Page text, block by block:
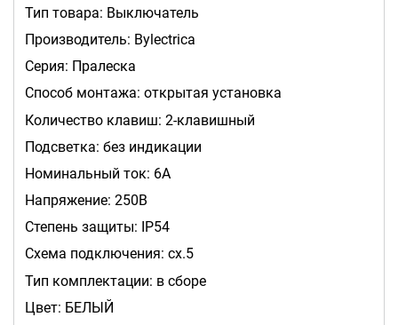
Тип товара: Выключатель
Производитель: Bylectrica
Серия: Пралеска
Способ монтажа: открытая установка
Количество клавиш: 2-клавишный
Подсветка: без индикации
Номинальный ток: 6А
Напряжение: 250В
Степень защиты: IP54
Схема подключения: сх.5
Тип комплектации: в сборе
Цвет: БЕЛЫЙ